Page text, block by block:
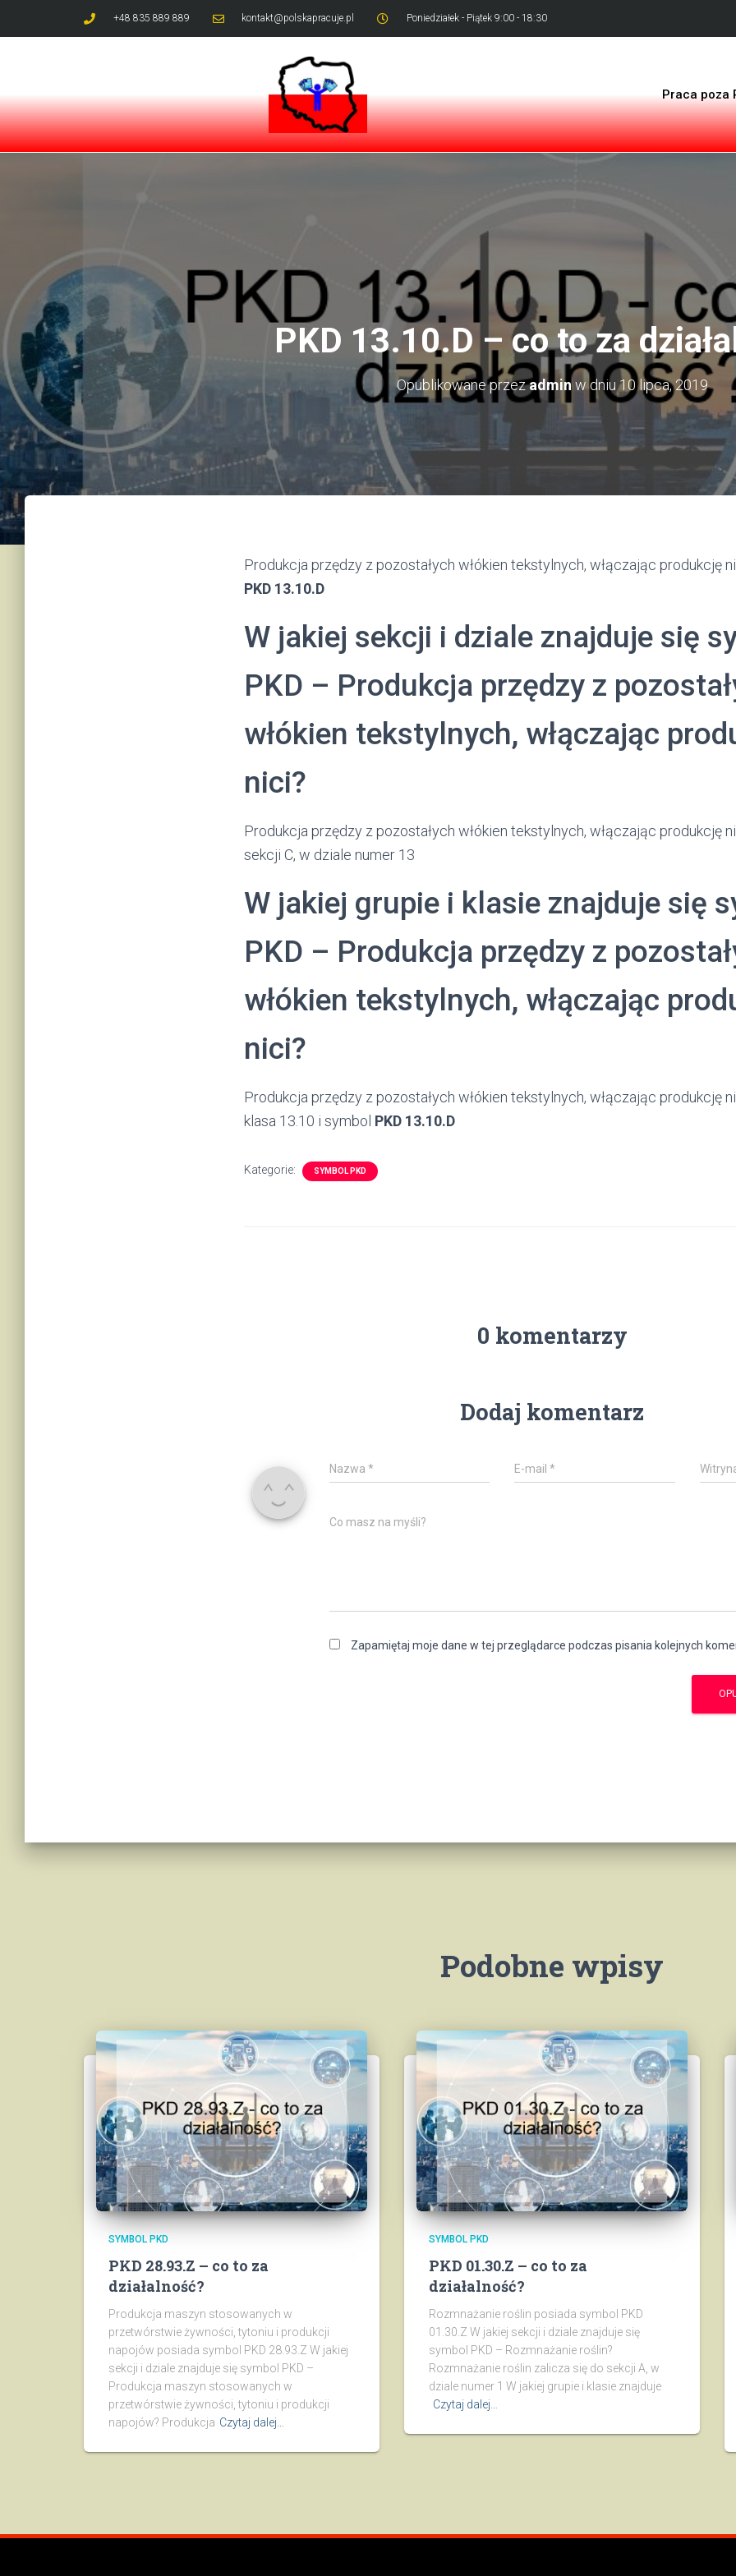
+48 835 889 889 kontakt@polskapracuje.pl Poniedziałek - Piątek 9:00 - 18:30
Praca poza
PKD 13.10.D – co to za
Opublikowane przezadmin w dniu10 lipca, 2019
Produkcja przędzy z pozostałych włókien tekstylnych, włączając produkcję
PKD 13.10.D
W jakiej sekcji i dziale znajduje się
PKD – Produkcja przędzy z
włókien tekstylnych, włączając
nici?
Produkcja przędzy z pozostałych włókien tekstylnych, włączając produkcję
sekcji C, w dziale numer 13
W jakiej grupie i klasie znajduje się
PKD – Produkcja przędzy z
włókien tekstylnych, włączając
nici?
Produkcja przędzy z pozostałych włókien tekstylnych, włączając produkcję
klasa 13.10 i symbol PKD 13.10.D
Kategorie: SYMBOL PKD
0 komentarzy
Dodaj komentarz
Nazwa * E-mail*
Co masz na myśli?
Zapamiętaj moje dane w tej przeglądarce podczas pisania kolejnych
Podobne wpisy
SYMBOL PKD
PKD 28.93.Z – co to za
działalność?
Produkcja maszyn stosowanych w
przetwórstwie żywności, tytoniu i produkcji
napojów posiada symbol PKD 28.93.Z W jakiej
sekcji i dziale znajduje się symbol PKD –
Produkcja maszyn stosowanych w
przetwórstwie żywności, tytoniu i produkcji
napojów? Produkcja Czytaj dalej…
SYMBOL PKD
PKD 01.30.Z – co to za
działalność?
Rozmnażanie roślin posiada symbol PKD
01.30.Z W jakiej sekcji i dziale znajduje się
symbol PKD – Rozmnażanie roślin?
Rozmnażanie roślin zalicza się do sekcji A, w
dziale numer 1 W jakiej grupie i klasie znajduje
Czytaj dalej…